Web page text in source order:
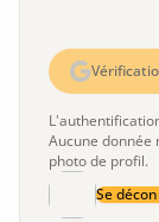
Aucune
photo de profil.
Se